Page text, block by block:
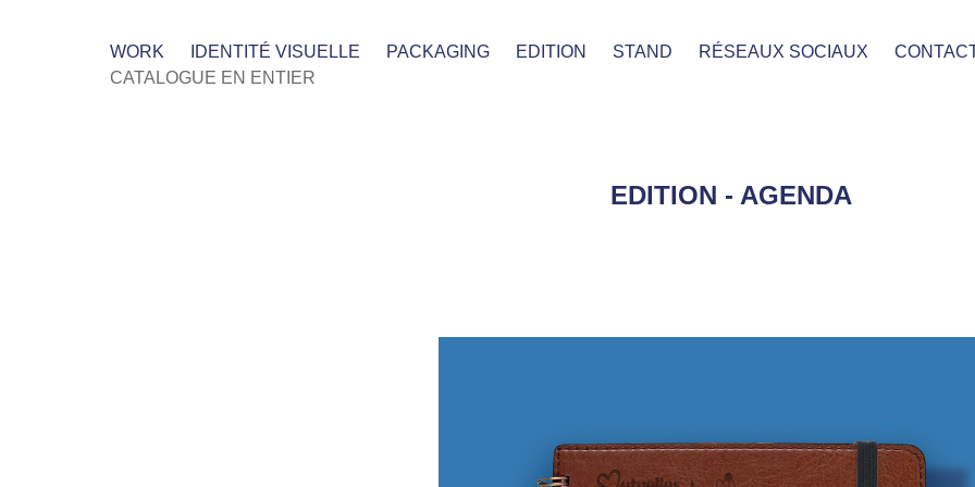
WORK IDENTITÉ VISUELLE PACKAGING EDITION STAND RÉSEAUX SOCIAUX
CATALOGUE EN ENTIER
EDITION - AGENDA